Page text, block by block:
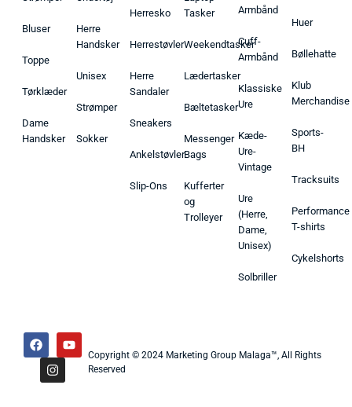
Bluser
Toppe
Tørklæder
Dame
Handsker
Herre
Handsker
Unisex
Strømper
Sokker
Herresko
Herrestøvler
Herre
Sandaler
Sneakers
Ankelstøvler
Slip-Ons
Tasker
Weekendtasker
Lædertasker
Bæltetasker
Messenger
Bags
Kufferter
og
Trolleyer
Armbånd
Cuff-
Armbånd
Klassiske
Ure
Kæde-
Ure-
Vintage
Ure
(Herre,
Dame,
Unisex)
Solbriller
Huer
Bøllehatte
Klub
Merchandise
Sports-
BH
Tracksuits
Performance
T-shirts
Cykelshorts
Copyright © 2024 Marketing Group Malaga™, All Rights
Reserved